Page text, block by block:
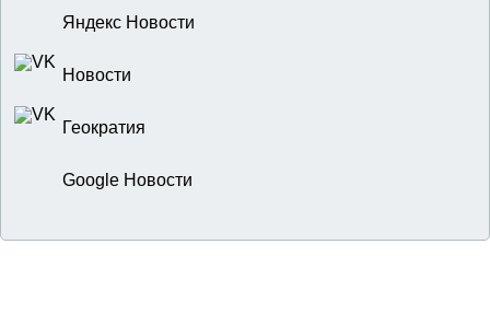
Яндекс Новости
Новости
Геократия
Google Новости